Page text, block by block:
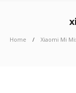
Home Xiaomi Mi